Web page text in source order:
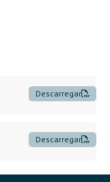
Descarregar
Descarregar